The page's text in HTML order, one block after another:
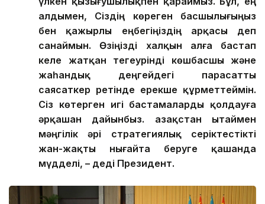
алдымен, Сіздің көреген басшылығыңыз
бен қажырлы еңбегіңіздің арқасы деп
санаймын. Өзіңізді халқын алға бастап
келе жатқан тегеурінді көшбасшы және
жаһандық деңгейдегі парасатты
саясаткер ретінде ерекше құрметтеймін.
Сіз көтерген игі бастамаларды қолдауға
әрқашан дайынбыз. Қазақстан Қытаймен
мәңгілік әрі стратегиялық серіктестікті
жан-жақты нығайта беруге қашанда
мүдделі, – деді Президент.